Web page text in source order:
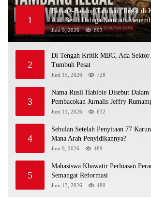
1
Bayang-Bayang Tambang Ilegal di
Alat Berat Diduga Kembali
Juni 9, 2026 893
2
Di Tengah Kritik MBG, Ada Sektor
Tumbuh Pesat
Juni 15, 2026 728
3
Nama Rusli Habibie Disebut Dalam
Pembacokan Jurnalis Jeffry
Juni 11, 2026 632
4
Sebulan Setelah Penyitaan 77
Mana Arah Penyidikannya?
Juni 9, 2026 489
5
Mahasiswa Khawatir Perluasan
Semangat Reformasi
Juni 13, 2026 480